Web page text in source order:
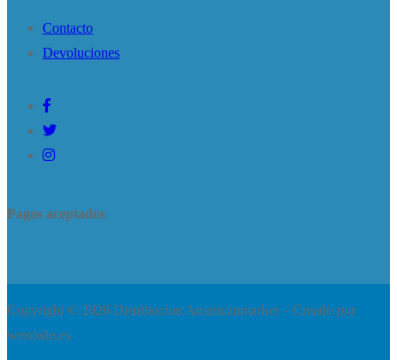
Contacto
Devoluciones
Pagos aceptados
Copyright © 2026 Distribucion Americanmarket – Creado por
wercode.es.